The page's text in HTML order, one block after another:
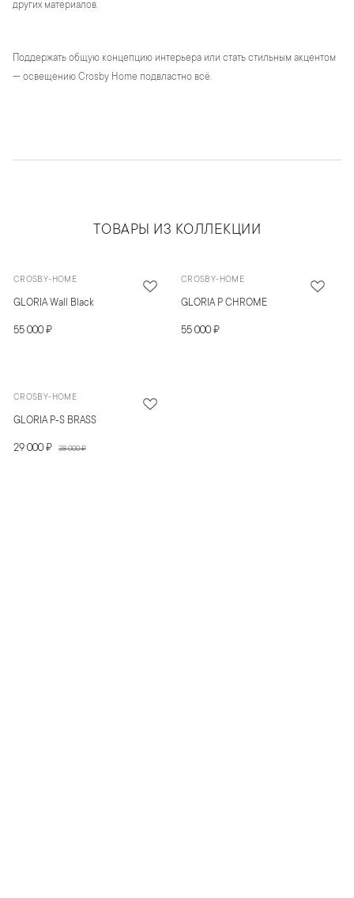
других материалов.
Поддержать общую концепцию интерьера или стать стильным акцентом
— освещению Crosby Home подвластно всё.
ТОВАРЫ ИЗ КОЛЛЕКЦИИ
CROSBY-HOME
GLORIA Wall Black
55 000 ₽
CROSBY-HOME
GLORIA P CHROME
55 000 ₽
CROSBY-HOME
GLORIA P-S BRASS
29 000 ₽ 38 000 ₽